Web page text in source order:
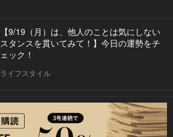
【9/19（月）は、他人のことは気にしない
スタンスを貫いてみて！】今日の運勢をチ
ェック！
ライフスタイル